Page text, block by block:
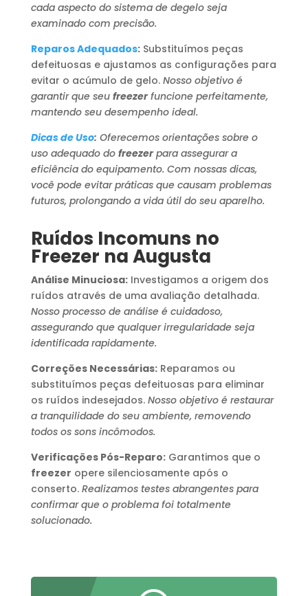
cada aspecto do sistema de degelo seja
examinado com precisão.
Reparos Adequados:Substituímos peças
defeituosas e ajustamos as configurações para
evitar o acúmulo de gelo. Nosso objetivo é
garantir que seu freezerfuncione perfeitamente,
mantendo seu desempenho ideal.
Dicas de Uso: Oferecemos orientações sobre o
uso adequado do freezerpara assegurar a
eficiência do equipamento. Com nossas dicas,
você pode evitar práticas que causam problemas
futuros, prolongando a vida útil do seu aparelho.
Ruídos Incomuns no
Freezer na Augusta
Análise Minuciosa:Investigamos a origem dos
ruídos através de uma avaliação detalhada.
Nosso processo de análise é cuidadoso,
assegurando que qualquer irregularidade seja
identificada rapidamente.
Correções Necessárias:Reparamos ou
substituímos peças defeituosas para eliminar
os ruídos indesejados. Nosso objetivo é restaurar
a tranquilidade do seu ambiente, removendo
todos os sons incômodos.
Verificações Pós-Reparo:Garantimos que o
freezer opere silenciosamente após o
conserto. Realizamos testes abrangentes para
confirmar que o problema foi totalmente
solucionado.